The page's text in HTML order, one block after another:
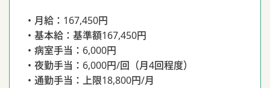
・月給：167,450円
・基本給：基準額167,450円
・病室手当：6,000円
・夜勤手当：6,000円/回（月4回程度）
・通勤手当：上限18,800円/月